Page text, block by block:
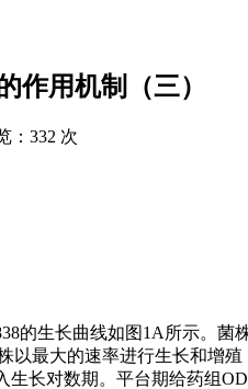
作用机制（三）
： 332 次
的生长曲线如图1A所示。菌
最大的速率进行生长和增
长对数期。平台期给药组